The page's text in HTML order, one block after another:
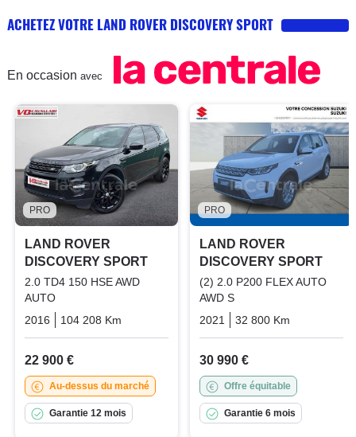
ACHETEZ VOTRE LAND ROVER DISCOVERY SPORT
En occasion avec
PRO
LAND ROVER
DISCOVERY SPORT
2.0 TD4 150 HSE AWD
AUTO
2016
104 208 Km Diesel
22 900 €
Au-dessus du marché
Garantie 12 mois
PRO
LAND ROVER
DISCOVERY SPORT
(2) 2.0 P200 FLEX AUTO
AWD S
2021
32 800 Km
30 990 €
Offre équitable
Garantie 6 mois